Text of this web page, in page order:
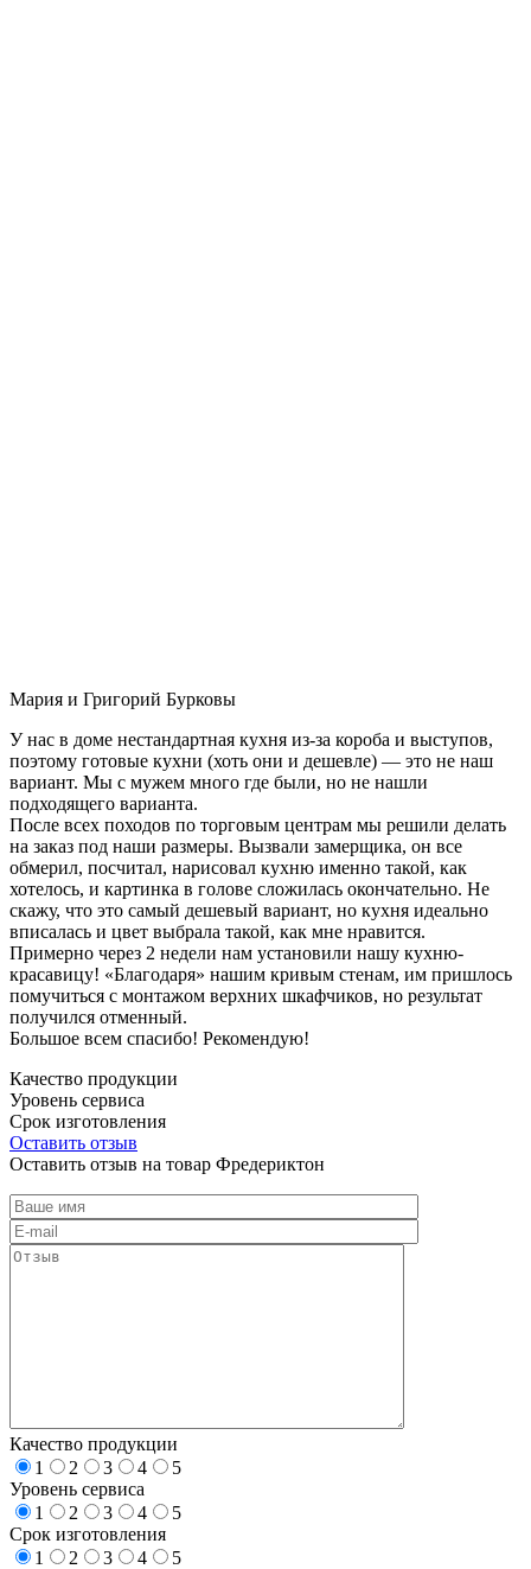
Мария и Григорий Бурковы
У нас в доме нестандартная кухня из-за короба и выступов,
поэтому готовые кухни (хоть они и дешевле) — это не наш
вариант. Мы с мужем много где были, но не нашли
подходящего варианта.
После всех походов по торговым центрам мы решили делать
на заказ под наши размеры. Вызвали замерщика, он все
обмерил, посчитал, нарисовал кухню именно такой, как
хотелось, и картинка в голове сложилась окончательно. Не
скажу, что это самый дешевый вариант, но кухня идеально
вписалась и цвет выбрала такой, как мне нравится.
Примерно через 2 недели нам установили нашу кухню-
красавицу! «Благодаря» нашим кривым стенам, им пришлось
помучиться с монтажом верхних шкафчиков, но результат
получился отменный.
Большое всем спасибо! Рекомендую!
Качество продукции
Уровень сервиса
Срок изготовления
Оставить отзыв
Оставить отзыв на товар Фредериктон
Качество продукции
1
2 3 4
5
Уровень сервиса
1
2 3 4
5
Срок изготовления
1
2 3 4
5